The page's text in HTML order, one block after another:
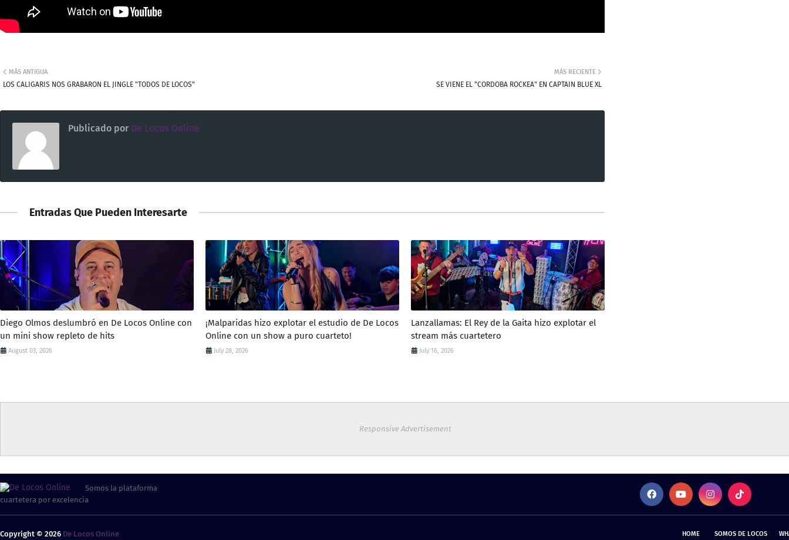
MÁS RECIENTE
SE VIENE EL "CORDOBA ROCKEA" EN CAPTAIN BLUE XL
MÁS ANTIGUA
LOS CALIGARIS NOS GRABARON EL JINGLE "TODOS DE LOCOS"
Publicado por De Locos Online
Entradas Que Pueden Interesarte
Diego Olmos deslumbró en De Locos Online con
un mini show repleto de hits
August 03, 2026
¡Malparidas hizo explotar el estudio de De Locos
Online con un show a puro cuarteto!
July 28, 2026
Lanzallamas: El Rey de la Gaita hizo explotar el
stream más cuartetero
July 16, 2026
Responsive Advertisement
Somos la plataforma
cuartetera por excelencia
HOME SOMOS DE LOCOS
Copyright © 2026 De Locos Online